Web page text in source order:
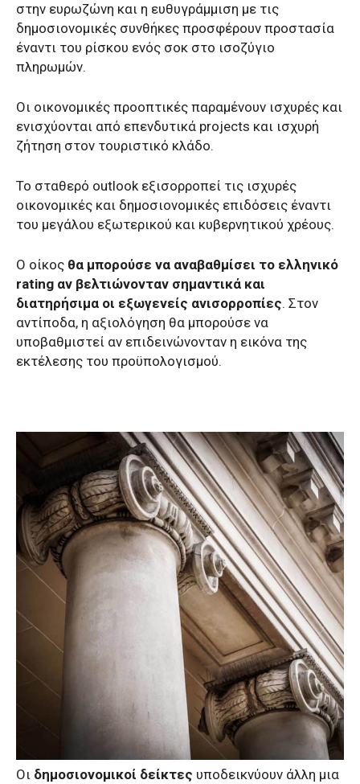
στην ευρωζώνη και η ευθυγράμμιση με τις
δημοσιονομικές συνθήκες προσφέρουν προστασία
έναντι του ρίσκου ενός σοκ στο ισοζύγιο
πληρωμών.
Οι οικονομικές προοπτικές παραμένουν ισχυρές και
ενισχύονται από επενδυτικά projects και ισχυρή
ζήτηση στον τουριστικό κλάδο.
Το σταθερό outlook εξισορροπεί τις ισχυρές
οικονομικές και δημοσιονομικές επιδόσεις έναντι
του μεγάλου εξωτερικού και κυβερνητικού χρέους.
Ο οίκος θα μπορούσε να αναβαθμίσει το ελληνικό
rating αν βελτιώνονταν σημαντικά και
διατηρήσιμα οι εξωγενείς ανισορροπίες. Στον
αντίποδα, η αξιολόγηση θα μπορούσε να
υποβαθμιστεί αν επιδεινώνονταν η εικόνα της
εκτέλεσης του προϋπολογισμού.
Οι δημοσιονομικοί δείκτες υποδεικνύουν άλλη μια